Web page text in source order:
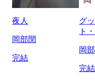
夜人
岡部閏
完結
グ
ト
岡
完結